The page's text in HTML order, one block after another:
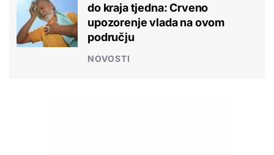
do kraja tjedna: Crveno
upozorenje vlada na ovom
području
NOVOSTI